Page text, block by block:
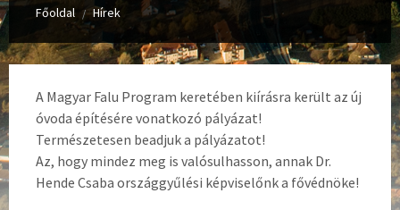
Főoldal / Hírek
A Magyar Falu Program keretében kiírásra került az új
óvoda építésére vonatkozó pályázat!
Természetesen beadjuk a pályázatot!
Az, hogy mindez meg is valósulhasson, annak Dr.
Hende Csaba országgyűlési képviselőnk a fővédnöke!